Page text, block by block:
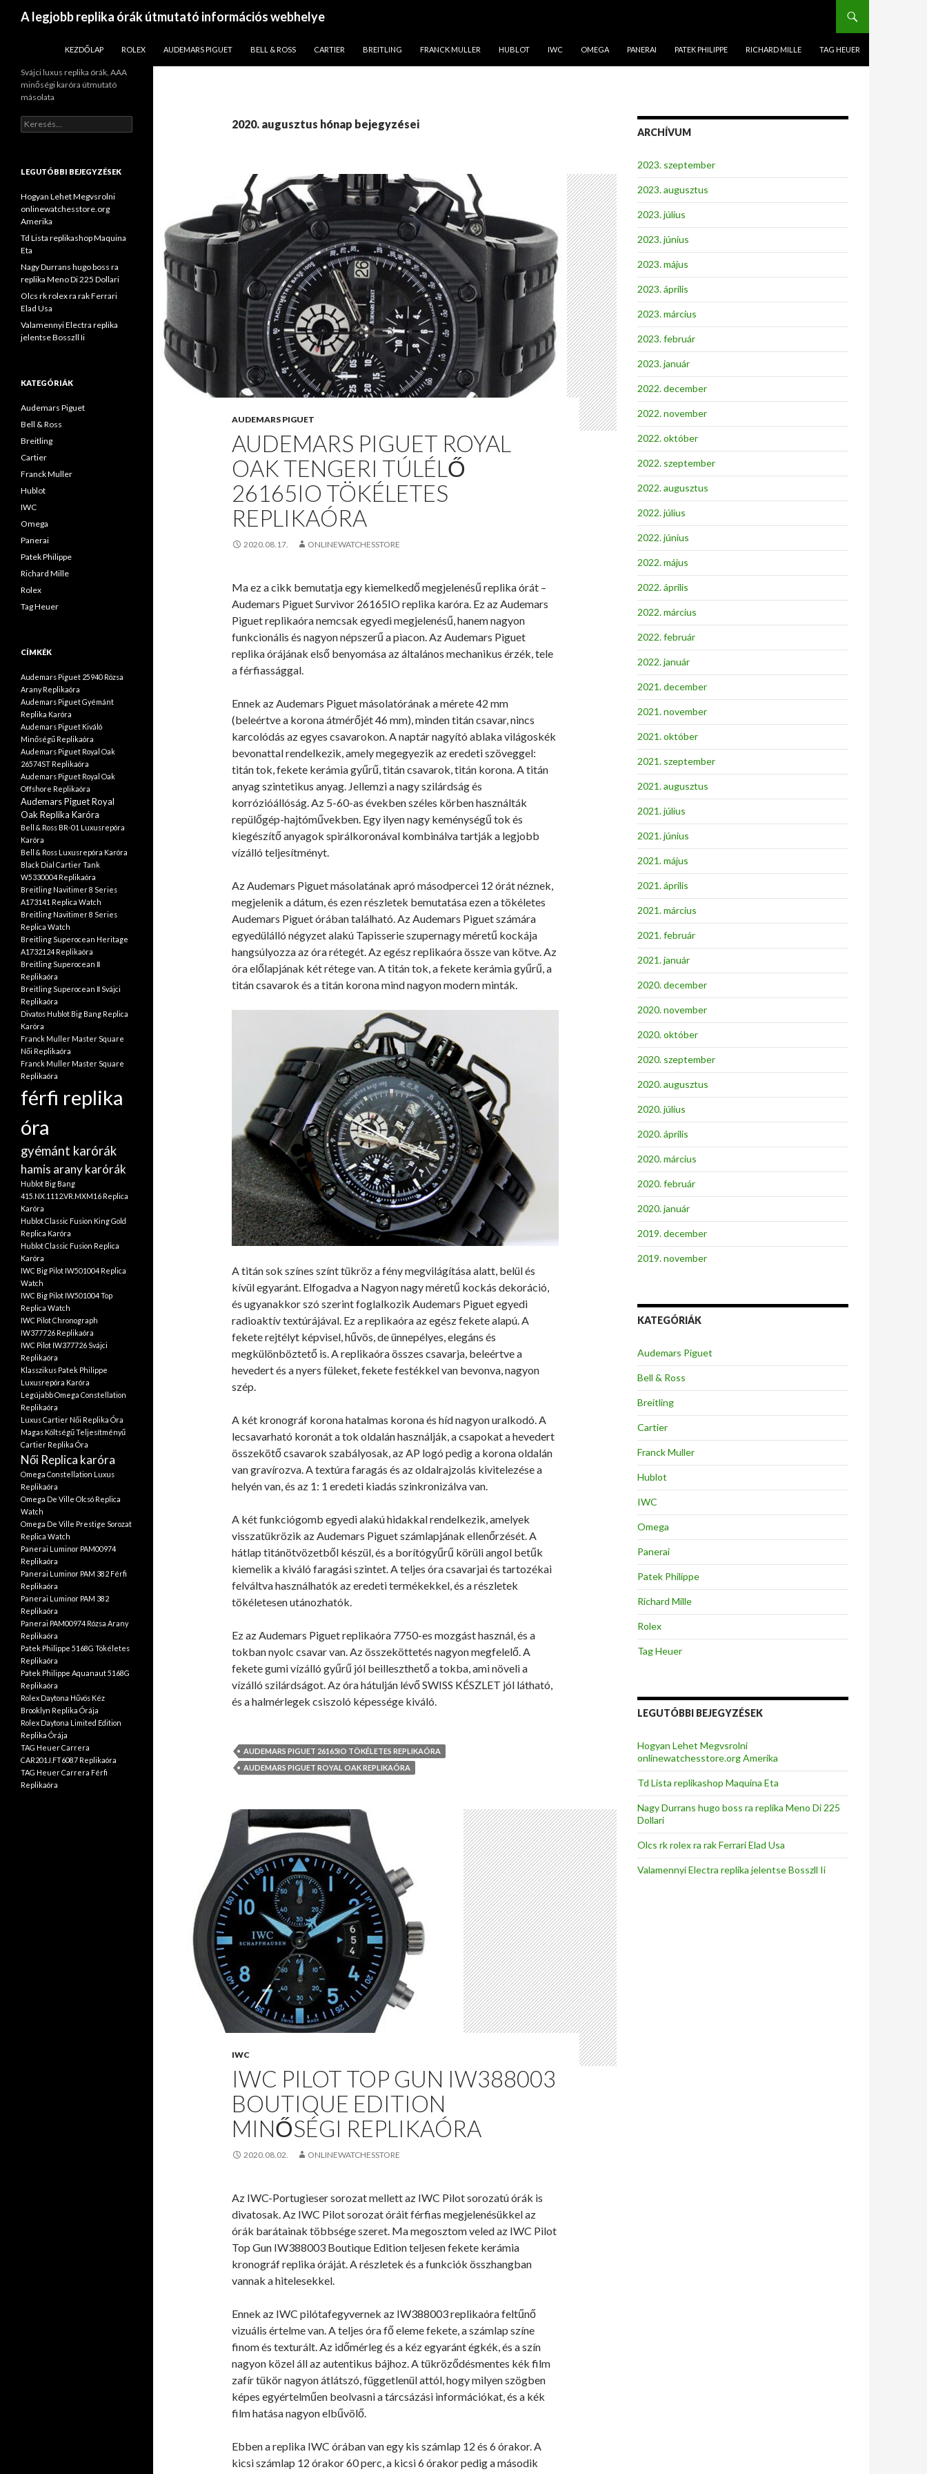
A legjobb replika órák útmutató információs webhelye
KEZDŐLAP
ROLEX AUDEMARS PIGUET BELL & ROSS CARTIER BREITLING FRANCK MULLER HUBLOT IWC OMEGA PANERAI PATEK PHILIPPE RICHARD MILLE TAG HEUER
2020. augusztus hónap bejegyzései
AUDEMARS PIGUET
AUDEMARS PIGUET ROYAL
OAK TENGERI TÚLÉLŐ
26165IO TÖKÉLETES
REPLIKAÓRA
2020.08.17. ONLINEWATCHESSTORE
Ma ez a cikk bemutatja egy kiemelkedő megjelenésű replika órát –
Audemars Piguet Survivor 26165IO replika karóra. Ez az Audemars
Piguet replikaóra nemcsak egyedi megjelenésű, hanem nagyon
funkcionális és nagyon népszerű a piacon. Az Audemars Piguet
replika órájának első benyomása az általános mechanikus érzék, tele
a férfiassággal.
Ennek az Audemars Piguet másolatórának a mérete 42 mm
(beleértve a korona átmérőjét 46 mm), minden titán csavar, nincs
karcolódás az egyes csavarokon. A naptár nagyító ablaka világoskék
bevonattal rendelkezik, amely megegyezik az eredeti szöveggel:
titán tok, fekete kerámia gyűrű, titán csavarok, titán korona. A titán
anyag szintetikus anyag. Jellemzi a nagy szilárdság és
korrózióállóság. Az 5-60-as években széles körben használták
repülőgép-hajtóművekben. Egy ilyen nagy keménységű tok és
kiegészítő anyagok spirálkoronával kombinálva tartják a legjobb
vízálló teljesítményt.
Az Audemars Piguet másolatának apró másodpercei 12 órát néznek,
megjelenik a dátum, és ezen részletek bemutatása ezen a tökéletes
Audemars Piguet órában található. Az Audemars Piguet számára
egyedülálló négyzet alakú Tapisserie szupernagy méretű kockája
hangsúlyozza az óra rétegét. Az egész replikaóra össze van kötve. Az
óra előlapjának két rétege van. A titán tok, a fekete kerámia gyűrű, a
titán csavarok és a titán korona mind nagyon modern minták.
A titán sok színes színt tükröz a fény megvilágítása alatt, belül és
kívül egyaránt. Elfogadva a Nagyon nagy méretű kockás dekoráció,
és ugyanakkor szó szerint foglalkozik Audemars Piguet egyedi
radioaktív textúrájával. Ez a replikaóra az egész fekete alapú. A
fekete rejtélyt képvisel, hűvös, de ünnepélyes, elegáns és
megkülönböztető is. A replikaóra összes csavarja, beleértve a
hevedert és a nyers füleket, fekete festékkel van bevonva, nagyon
szép.
A két kronográf korona hatalmas korona és híd nagyon uralkodó. A
lecsavarható koronát a tok oldalán használják, a csapokat a hevedert
összekötő csavarok szabályosak, az AP logó pedig a korona oldalán
van gravírozva. A textúra faragás és az oldalrajzolás kivitelezése a
helyén van, és az 1: 1 eredeti kiadás szinkronizálva van.
A két funkciógomb egyedi alakú hidakkal rendelkezik, amelyek
visszatükrözik az Audemars Piguet számlapjának ellenőrzését. A
hátlap titánötvözetből készül, és a borítógyűrű körüli angol betűk
kiemelik a kiváló faragási szintet. A teljes óra csavarjai és tartozékai
felváltva használhatók az eredeti termékekkel, és a részletek
tökéletesen utánozhatók.
Ez az Audemars Piguet replikaóra 7750-es mozgást használ, és a
tokban nyolc csavar van. Az összeköttetés nagyon megfelelő. A
fekete gumi vízálló gyűrű jól beilleszthető a tokba, ami növeli a
vízálló szilárdságot. Az óra hátulján lévő SWISS KÉSZLET jól látható,
és a halmérlegek csiszoló képessége kiváló.
AUDEMARS PIGUET 26165IO TÖKÉLETES REPLIKAÓRA
AUDEMARS PIGUET ROYAL OAK REPLIKAÓRA
IWC
IWC PILOT TOP GUN IW388003
BOUTIQUE EDITION
MINŐSÉGI REPLIKAÓRA
2020.08.02. ONLINEWATCHESSTORE
Az IWC-Portugieser sorozat mellett az IWC Pilot sorozatú órák is
divatosak. Az IWC Pilot sorozat óráit férfias megjelenésükkel az
órák barátainak többsége szeret. Ma megosztom veled az IWC Pilot
Top Gun IW388003 Boutique Edition teljesen fekete kerámia
kronográf replika óráját. A részletek és a funkciók összhangban
vannak a hitelesekkel.
Ennek az IWC pilótafegyvernek az IW388003 replikaóra feltűnő
vizuális értelme van. A teljes óra fő eleme fekete, a számlap színe
finom és texturált. Az időmérleg és a kéz egyaránt égkék, és a szín
nagyon közel áll az autentikus bájhoz. A tükröződésmentes kék film
zafír tükör nagyon átlátszó, függetlenül attól, hogy milyen szögben
képes egyértelműen beolvasni a tárcsázási információkat, és a kék
film hatása nagyon elbűvölő.
Ebben a replika IWC órában van egy kis számlap 12 és 6 órakor. A
kicsi számlap 12 órakor 60 perc, a kicsi 6 órakor pedig a második
ARCHÍVUM
2023. szeptember
2023. augusztus
2023. július
2023. június
2023. május
2023. április
2023. március
2023. február
2023. január
2022. december
2022. november
2022. október
2022. szeptember
2022. augusztus
2022. július
2022. június
2022. május
2022. április
2022. március
2022. február
2022. január
2021. december
2021. november
2021. október
2021. szeptember
2021. augusztus
2021. július
2021. június
2021. május
2021. április
2021. március
2021. február
2021. január
2020. december
2020. november
2020. október
2020. szeptember
2020. augusztus
2020. július
2020. április
2020. március
2020. február
2020. január
2019. december
2019. november
KATEGÓRIÁK
Audemars Piguet
Bell & Ross
Breitling
Cartier
Franck Muller
Hublot
IWC
Omega
Panerai
Patek Philippe
Richard Mille
Rolex
Tag Heuer
LEGUTÓBBI BEJEGYZÉSEK
Hogyan Lehet Megvsrolni
onlinewatchesstore.org Amerika
Td Lista replikashop Maquina Eta
Nagy Durrans hugo boss ra replika Meno Di 225
Dollari
Olcs rk rolex ra rak Ferrari Elad Usa
Valamennyi Electra replika jelentse Bosszll Ii
Svájci luxus replika órák, AAA
minőségi karóra útmutató
másolata
Keresés:
LEGUTÓBBI BEJEGYZÉSEK
Hogyan Lehet Megvsrolni
onlinewatchesstore.org
Amerika
Td Lista replikashop Maquina
Eta
Nagy Durrans hugo boss ra
replika Meno Di 225 Dollari
Olcs rk rolex ra rak Ferrari
Elad Usa
Valamennyi Electra replika
jelentse Bosszll Ii
KATEGÓRIÁK
Audemars Piguet
Bell & Ross
Breitling
Cartier
Franck Muller
Hublot
IWC
Omega
Panerai
Patek Philippe
Richard Mille
Rolex
Tag Heuer
CÍMKÉK
Audemars Piguet 25940 Rózsa
Arany Replikaóra
Audemars Piguet Gyémánt
Replika Karóra
Audemars Piguet Kiváló
Minőségű Replikaóra
Audemars Piguet Royal Oak
26574ST Replikaóra
Audemars Piguet Royal Oak
Offshore Replikaóra
Audemars Piguet Royal
Oak Replika Karóra
Bell & Ross BR-01 Luxusrepóra
Karóra
Bell & Ross Luxusrepóra Karóra
Black Dial Cartier Tank
W5330004 Replikaóra
Breitling Navitimer 8 Series
A173141 Replica Watch
Breitling Navitimer 8 Series
Replica Watch
Breitling Superocean Heritage
A1732124 Replikaóra
Breitling Superocean Ⅱ
Replikaóra
Breitling Superocean Ⅱ Svájci
Replikaóra
Divatos Hublot Big Bang Replica
Karóra
Franck Muller Master Square
Női Replikaóra
Franck Muller Master Square
Replikaóra
férfi replika
óra
gyémánt karórák
hamis arany karórák
Hublot Big Bang
415.NX.1112.VR.MXM16 Replica
Karóra
Hublot Classic Fusion King Gold
Replica Karóra
Hublot Classic Fusion Replica
Karóra
IWC Big Pilot IW501004 Replica
Watch
IWC Big Pilot IW501004 Top
Replica Watch
IWC Pilot Chronograph
IW377726 Replikaóra
IWC Pilot IW377726 Svájci
Replikaóra
Klasszikus Patek Philippe
Luxusrepóra Karóra
Legújabb Omega Constellation
Replikaóra
Luxus Cartier Női Replika Óra
Magas Költségű Teljesítményű
Cartier Replika Óra
Női Replica karóra
Omega Constellation Luxus
Replikaóra
Omega De Ville Olcsó Replica
Watch
Omega De Ville Prestige Sorozat
Replica Watch
Panerai Luminor PAM00974
Replikaóra
Panerai Luminor PAM 382 Férfi
Replikaóra
Panerai Luminor PAM 382
Replikaóra
Panerai PAM00974 Rózsa Arany
Replikaóra
Patek Philippe 5168G Tökéletes
Replikaóra
Patek Philippe Aquanaut 5168G
Replikaóra
Rolex Daytona Hűvös Kéz
Brooklyn Replika Órája
Rolex Daytona Limited Edition
Replika Órája
TAG Heuer Carrera
CAR201J.FT6087 Replikaóra
TAG Heuer Carrera Férfi
Replikaóra